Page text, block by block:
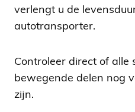
verlengt u de
autotransporter.
Controleer direct of alle
bewegende delen nog
zijn.